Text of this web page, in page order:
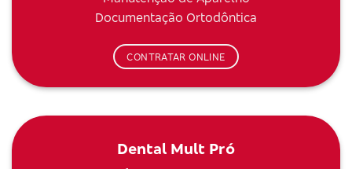
Documentação Ortodôntica
CONTRATAR ONLINE
Dental Mult Pró